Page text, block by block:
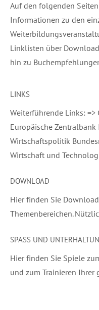
Auf den folgenden
Informationen zu den
Linklisten über
hin zu
LINKS
Weiterführende Links: =>
Europäische
Wirtschaftspolitik
Wirtschaft und
DOWNLOAD
Hier finden Sie
Themenbereichen.
SPASS UND UNTERHALTUNG
Hier finden Sie Spiele
und zum Trainieren Ihrer